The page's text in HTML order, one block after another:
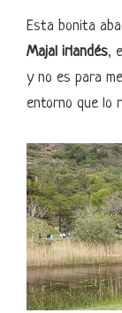
Esta bonita
Majal irlandés,
y no es para
entorno que lo